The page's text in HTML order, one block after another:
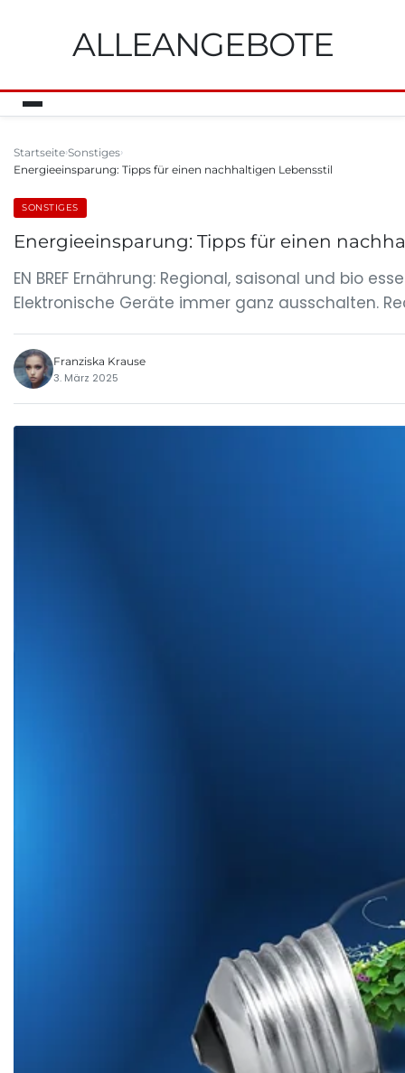
ALLEANGEBOTE
Startseite Sonstiges
Energieeinsparung: Tipps für einen nachhaltigen Lebensstil
SONSTIGES
Energieeinsparung: Tipps für einen
EN BREF Ernährung: Regional, saisonal und bio
Elektronische Geräte immer ganz ausschalten.
Franziska Krause
3. März 2025